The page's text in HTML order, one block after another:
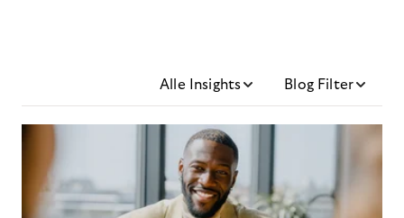
Alle Insights Blog Filter